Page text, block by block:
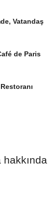
Vatandaş
de Paris